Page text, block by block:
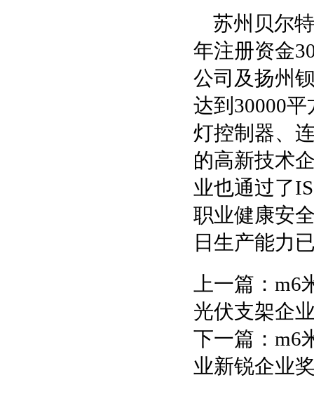
苏州贝尔
年注册资金
公司及扬州
达到30000
灯控制器、
的高新技术
业也通过了
职业健康安
日生产能力
上一篇： m6
光伏支架企
下一篇： m6
业新锐企业